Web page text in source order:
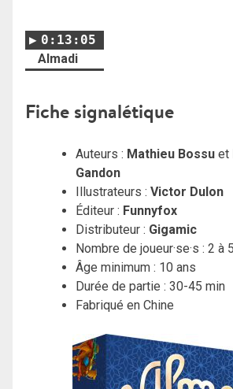
0:13:05
Almadi
Fiche signalétique
Auteurs : Mathieu Bossu et
Gandon
Illustrateurs : Victor Dulon
Éditeur : Funnyfox
Distributeur : Gigamic
Nombre de joueur·se·s : 2 à 5
Âge minimum : 10 ans
Durée de partie : 30-45 min
Fabriqué en Chine